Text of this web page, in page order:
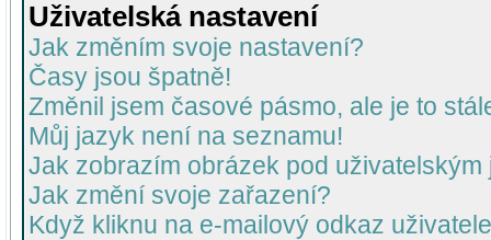
Uživatelská nastavení
Jak změním svoje nastavení?
Časy jsou špatně!
Změnil jsem časové pásmo, ale je to
Můj jazyk není na seznamu!
Jak zobrazím obrázek pod uživatelským
Jak změní svoje zařazení?
Když kliknu na e-mailový odkaz